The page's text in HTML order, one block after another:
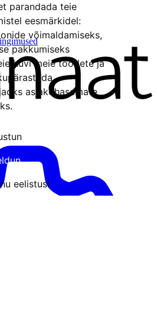
parandada teie
eesmärkidel:
võimaldamiseks,
pakkumiseks
huvi meie toodete ja
asjakohasemate
.
eelistusi